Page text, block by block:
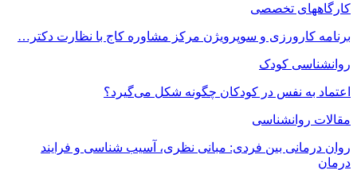
کارگاههای تخصصی
برنامه کارورزی و سوپرویژن مرکز مشاوره کاج با نظارت دکتر…
روانشناسی کودک
اعتماد به‌ نفس در کودکان چگونه شکل می‌گیرد؟
مقالات روانشناسی
روان درمانی بین فردی: مبانی نظری، آسیب شناسی و فرایند
درمان